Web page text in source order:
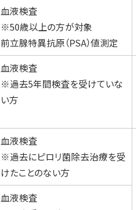
血液検査
※50歳以上の方が対象
前立腺特異抗原（PSA）値測定
血液検査
※過去5年間検査を受けていな
い方
血液検査
※過去にピロリ菌除去治療を受
けたことのない方
血液検査